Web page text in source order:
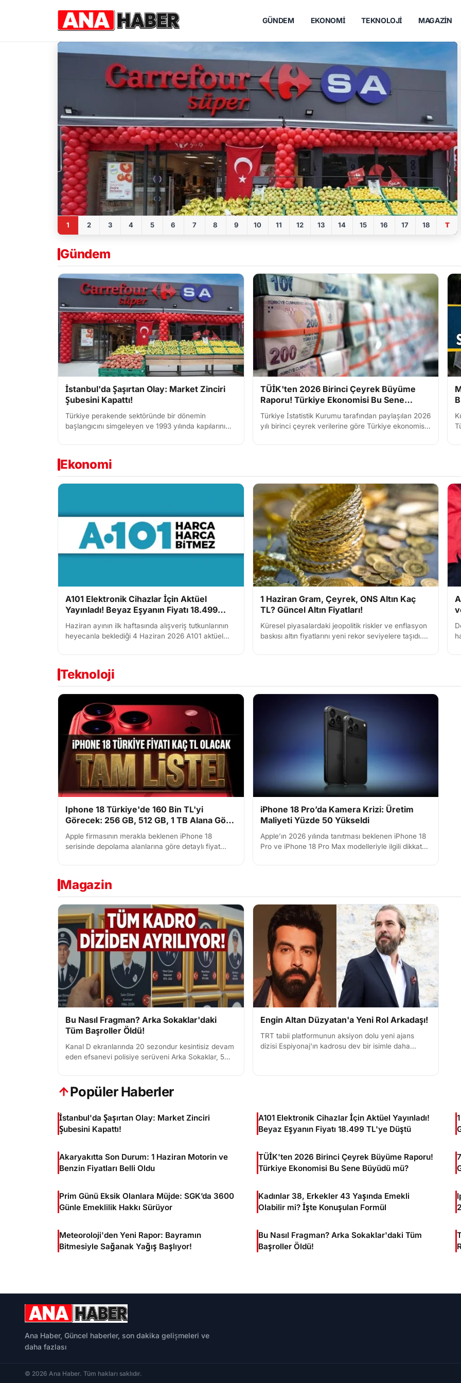
GÜNDEM EKONOMI TEKNOLOJI MAGAZIN
Ana Haber Sitesi - Son Dakika, Gündem ve Güncel Haberler
1 2 3 4 5 6 7 8 9 10 11 12 13 14 15 16 17 18 T
Gündem
İstanbul'da Şaşırtan Olay: Market Zinciri
Şubesini Kapattı!
Türkiye perakende sektöründe bir dönemin
başlangıcını simgeleyen ve 1993 yılında kapılarını
TÜİK'ten 2026 Birinci Çeyrek Büyüme
Raporu! Türkiye Ekonomisi Bu Sene
Büyüdü mü?
Türkiye İstatistik Kurumu tarafından paylaşılan 2026
yılı birinci çeyrek verilerine göre Türkiye ekonomisi
Ekonomi
A101 Elektronik Cihazlar İçin Aktüel
Yayınladı! Beyaz Eşyanın Fiyatı 18.499
TL'ye Düştü
Haziran ayının ilk haftasında alışveriş tutkunlarının
heyecanla beklediği 4 Haziran 2026 A101 aktüel
1 Haziran Gram, Çeyrek, ONS Altın Kaç
TL? Güncel Altın Fiyatları!
Küresel piyasalardaki jeopolitik riskler ve enflasyon
baskısı altın fiyatlarını yeni rekor seviyelere taşıdı.
Teknoloji
Iphone 18 Türkiye'de 160 Bin TL'yi
Görecek: 256 GB, 512 GB, 1 TB Alana Göre
Fiyatlandırma Tahminleri!
Apple firmasının merakla beklenen iPhone 18
serisinde depolama alanlarına göre detaylı fiyat
iPhone 18 Pro’da Kamera Krizi: Üretim
Maliyeti Yüzde 50 Yükseldi
Apple’ın 2026 yılında tanıtması beklenen iPhone 18
Pro ve iPhone 18 Pro Max modelleriyle ilgili dikkat
Magazin
Bu Nasıl Fragman? Arka Sokaklar'daki
Tüm Başroller Öldü!
Kanal D ekranlarında 20 sezondur kesintisiz devam
eden efsanevi polisiye serüveni Arka Sokaklar, 5
Engin Altan Düzyatan'a Yeni Rol Arkadaşı!
TRT tabii platformunun aksiyon dolu yeni ajans
dizisi Espiyonaj'ın kadrosu dev bir isimle daha
Popüler Haberler
İstanbul'da Şaşırtan Olay: Market Zinciri
Şubesini Kapattı!
A101 Elektronik Cihazlar İçin Aktüel Yayınladı!
Beyaz Eşyanın Fiyatı 18.499 TL'ye Düştü
Akaryakıtta Son Durum: 1 Haziran Motorin ve
Benzin Fiyatları Belli Oldu
TÜİK'ten 2026 Birinci Çeyrek Büyüme Raporu!
Türkiye Ekonomisi Bu Sene Büyüdü mü?
Prim Günü Eksik Olanlara Müjde: SGK’da 3600
Günle Emeklilik Hakkı Sürüyor
Kadınlar 38, Erkekler 43 Yaşında Emekli
Olabilir mi? İşte Konuşulan Formül
Meteoroloji'den Yeni Rapor: Bayramın
Bitmesiyle Sağanak Yağış Başlıyor!
Bu Nasıl Fragman? Arka Sokaklar'daki Tüm
Başroller Öldü!
Ana Haber, Güncel haberler, son dakika gelişmeleri ve
daha fazlası
© 2026 Ana Haber. Tüm hakları saklıdır.